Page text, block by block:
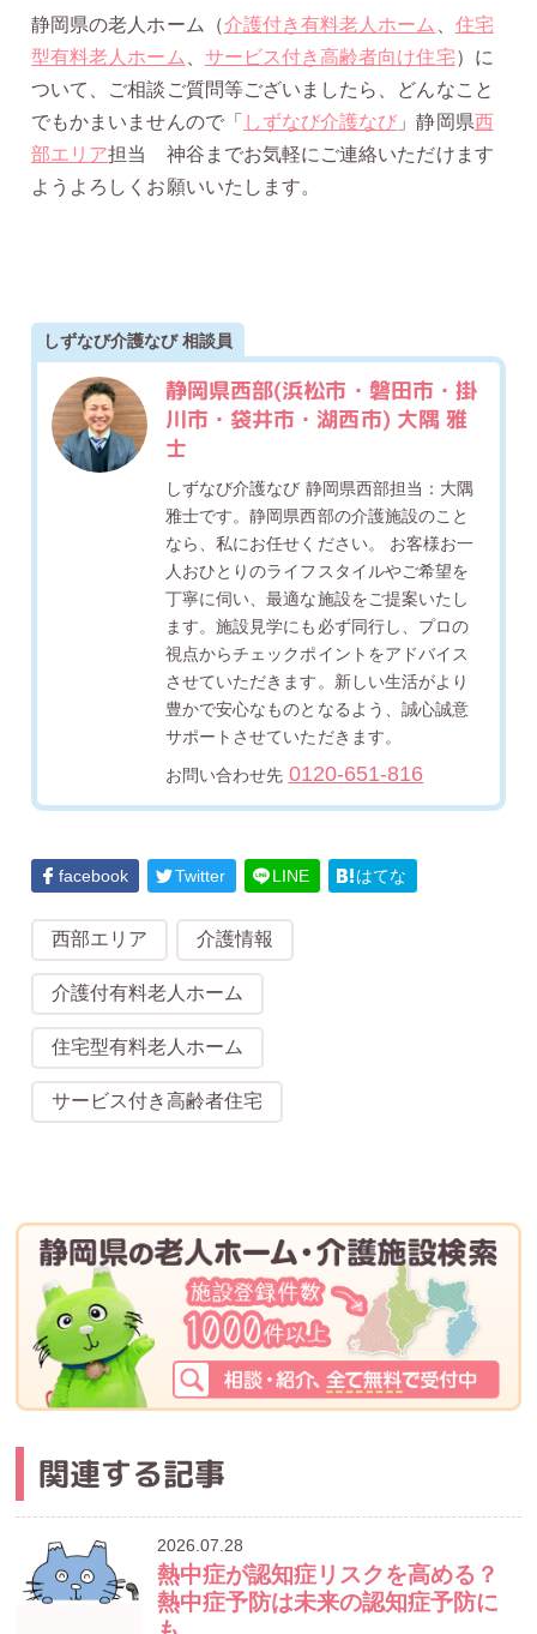
静岡県の老人ホーム（介護付き有料老人ホーム
住宅
型有料老人ホーム
サービス付き高齢者向け住宅）に
ついて、ご相談ご質問等ございましたら、どんなこと
でもかまいませんので「 しずなび介護なび 」静岡県西
部エリア担当 神谷までお気軽にご連絡いただけます
ようよろしくお願いいたします。
しずなび介護なび 相談員
静岡県西部(浜松市・磐田市・掛
川市・袋井市・湖西市) 大隅 雅
士
しずなび介護なび 静岡県西部担当：大隅
雅士です。静岡県西部の介護施設のこと
なら、私にお任せください。 お客様お一
人おひとりのライフスタイルやご希望を
丁寧に伺い、最適な施設をご提案いたし
ます。施設見学にも必ず同行し、プロの
視点からチェックポイントをアドバイス
させていただきます。新しい生活がより
豊かで安心なものとなるよう、誠心誠意
サポートさせていただきます。
お問い合わせ先 0120-651-816
facebook Twitter LINE はてな
西部エリア 介護情報
介護付有料老人ホーム
住宅型有料老人ホーム
サービス付き高齢者住宅
関連する記事
2026.07.28
熱中症が認知症リスクを高める？
熱中症予防は未来の認知症予防に